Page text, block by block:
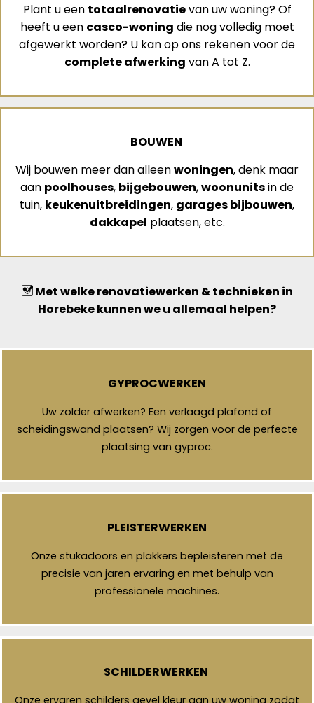
Plant u een totaalrenovatievan uw woning? Of
heeft u een casco-woning die nog volledig moet
afgewerkt worden? U kan op ons rekenen voor de
complete afwerking van A tot Z.
BOUWEN
Wij bouwen meer dan alleenwoningen, denk maar
aan poolhouses, bijgebouwen,woonunitsin de
tuin, keukenuitbreidingen, garages bijbouwen,
dakkapel plaatsen, etc.
Met welke renovatiewerken & technieken in
Horebeke kunnen we u allemaal helpen?
GYPROCWERKEN
Uw zolder afwerken? Een verlaagd plafond of
scheidingswand plaatsen? Wij zorgen voor de perfecte
plaatsing van gyproc.
PLEISTERWERKEN
Onze stukadoors en plakkers bepleisteren met de
precisie van jaren ervaring en met behulp van
professionele machines.
SCHILDERWERKEN
Onze ervaren schilders gevel kleur aan uw woning zodat